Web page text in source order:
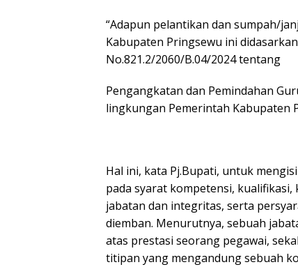
“Adapun pelantikan dan sumpah/
Kabupaten Pringsewu ini
No.821.2/2060/B.04/2024 tentang
Pengangkatan dan Pemindahan
lingkungan Pemerintah Kabupaten
Hal ini, kata Pj.Bupati, untuk
pada syarat kompetensi,
jabatan dan integritas, serta
diemban. Menurutnya, sebuah
atas prestasi seorang pegawai,
titipan yang mengandung sebuah